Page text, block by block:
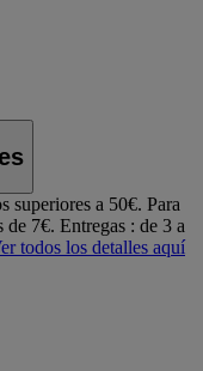
superiores a 50€. Para
7€. Entregas : de 3 a
todos los detalles aquí